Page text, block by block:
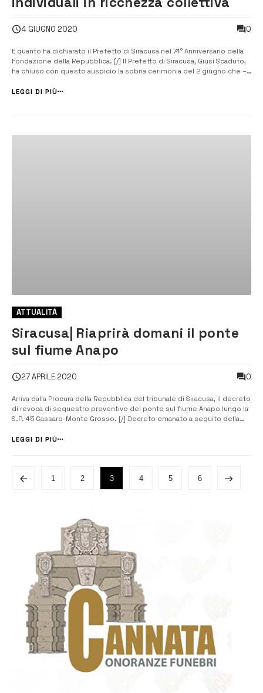
4 GIUGNO 2020 0
E quanto ha dichiarato il Prefetto di Siracusa nel 74° Anniversario della
Fondazione della Repubblica. [/] Il Prefetto di Siracusa, Giusi Scaduto,
ha chiuso con questo auspicio la sobria cerimonia del 2 giugno che –
contenimento del contagio epidemiologico – si è svolta nel
LEGGI DI PIÙ
ATTUALITÀ
Siracusa| Riaprirà domani il ponte
sul fiume Anapo
27 APRILE 2020 0
Arriva dalla Procura della Repubblica del tribunale di Siracusa, il decreto
di revoca di sequestro preventivo del ponte sul fiume Anapo lungo la
S.P. 45 Cassaro-Monte Grosso. [/] Decreto emanato a seguito della
dopo la conclusione delle prove di carico e del collaudo dei lav...
LEGGI DI PIÙ
1 2 3 4 5 6